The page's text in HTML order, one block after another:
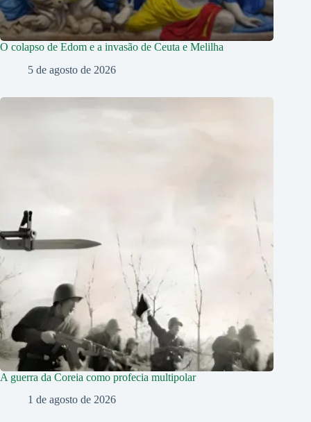
O colapso de Edom e a invasão de Ceuta e Melilha
5 de agosto de 2026
A guerra da Coreia como profecia multipolar
1 de agosto de 2026